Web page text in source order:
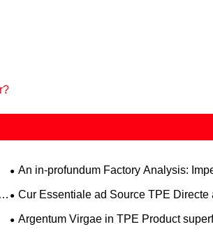
An in-profundum Factory Analysis:
TPE Materias Bum Products
Cur Essentiale ad Source TPE Directe
Manufacturer? Copia cathenae Utilitas
Argentum Virgae in TPE Product